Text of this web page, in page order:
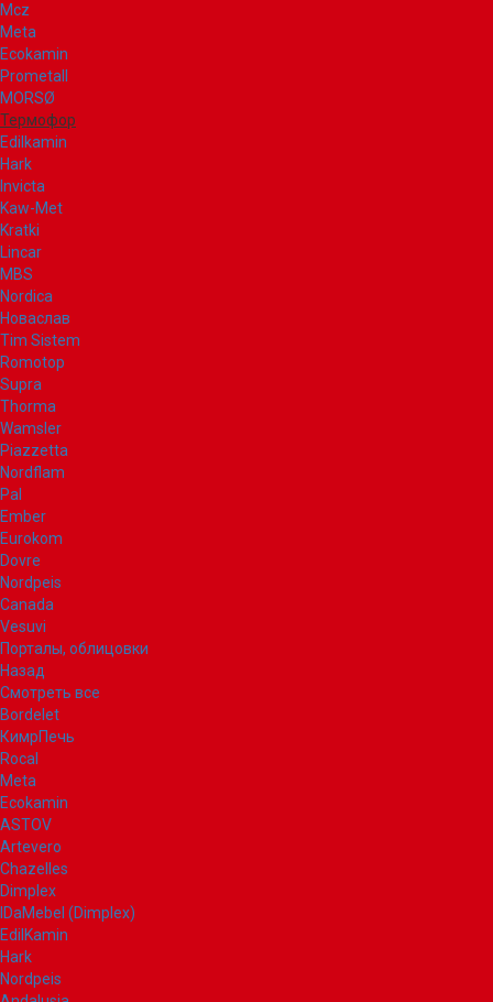
Mcz
Meta
Ecokamin
Prometall
MORSØ
Термофор
Edilkamin
Hark
Invicta
Kaw-Met
Kratki
Lincar
MBS
Nordica
Новаслав
Tim Sistem
Romotop
Supra
Thorma
Wamsler
Piazzetta
Nordflam
Pal
Ember
Eurokom
Dovre
Nordpeis
Canada
Vesuvi
Порталы, облицовки
Назад
Смотреть все
Bordelet
КимрПечь
Rocal
Meta
Ecokamin
ASTOV
Artevero
Chazelles
Dimplex
IDaMebel (Dimplex)
EdilKamin
Hark
Nordpeis